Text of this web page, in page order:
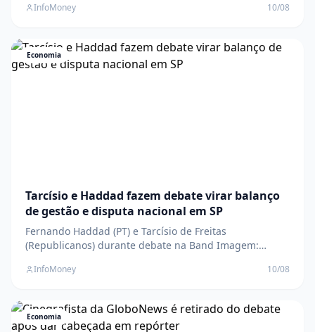
fit=1170%2C700&quality=70&strip=all" />Líder na
criticado por ausência The post “Homem geleia”:
Ausente, Pae
InfoMoney 10/08
Economia
Tarcísio e Haddad fazem debate virar balanço
de gestão e disputa nacional em SP
Fernando Haddad (PT) e Tarcísio de Freitas
(Republicanos) durante debate na Band Imagem:
file="https://www.infomoney.com.br/wp-
tarcisio-de-freitas-republicanos-durante-debate-na-
band-1665451861883_v2_900x506.jpg?fit
InfoMoney 10/08
Economia